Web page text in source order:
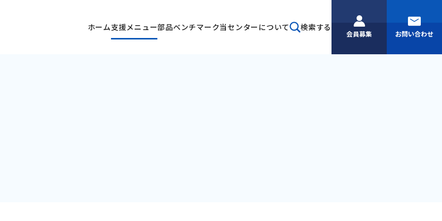
ホーム支援メニュー部品ベンチマーク当センターについて 検索する
会員募集 お問い合わせ